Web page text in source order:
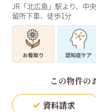
JR「北広島」駅より、中
留所下車、徒歩1分
この物件の
資料請求